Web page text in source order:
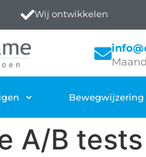
Wij ontwikkelen
Bewegwijzering
A/B